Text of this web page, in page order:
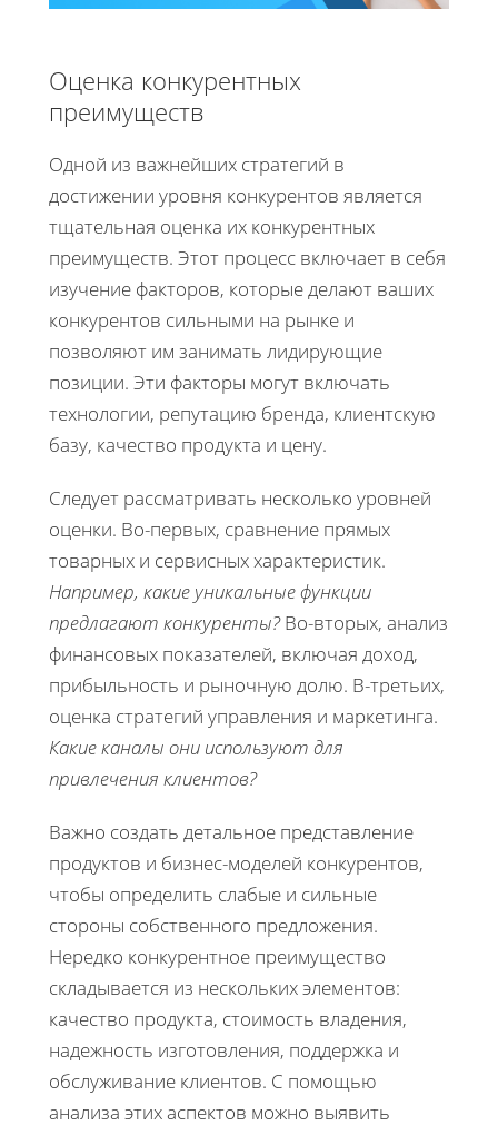
Оценка конкурентных
преимуществ
Одной из важнейших стратегий в
достижении уровня конкурентов является
тщательная оценка их конкурентных
преимуществ. Этот процесс включает в себя
изучение факторов, которые делают ваших
конкурентов сильными на рынке и
позволяют им занимать лидирующие
позиции. Эти факторы могут включать
технологии, репутацию бренда, клиентскую
базу, качество продукта и цену.
Следует рассматривать несколько уровней
оценки. Во-первых, сравнение прямых
товарных и сервисных характеристик.
Например, какие уникальные функции
предлагают конкуренты?Во-вторых, анализ
финансовых показателей, включая доход,
прибыльность и рыночную долю. В-третьих,
оценка стратегий управления и маркетинга.
Какие каналы они используют для
привлечения клиентов?
Важно создать детальное представление
продуктов и бизнес-моделей конкурентов,
чтобы определить слабые и сильные
стороны собственного предложения.
Нередко конкурентное преимущество
складывается из нескольких элементов:
качество продукта, стоимость владения,
надежность изготовления, поддержка и
обслуживание клиентов. С помощью
анализа этих аспектов можно выявить